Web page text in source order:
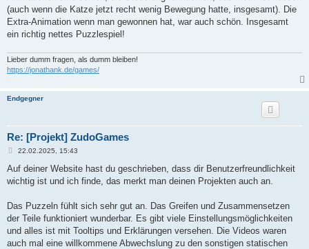
(auch wenn die Katze jetzt recht wenig Bewegung hatte, insgesamt). Die
Extra-Animation wenn man gewonnen hat, war auch schön. Insgesamt
ein richtig nettes Puzzlespiel!
Lieber dumm fragen, als dumm bleiben!
https://jonathank.de/games/
Endgegner
Re: [Projekt] ZudoGames
B
r
22.02.2025, 15:43
Auf deiner Website hast du geschrieben, dass dir Benutzerfreundlichkeit
wichtig ist und ich finde, das merkt man deinen Projekten auch an.
Das Puzzeln fühlt sich sehr gut an. Das Greifen und Zusammensetzen
der Teile funktioniert wunderbar. Es gibt viele Einstellungsmöglichkeiten
und alles ist mit Tooltips und Erklärungen versehen. Die Videos waren
auch mal eine willkommene Abwechslung zu den sonstigen statischen